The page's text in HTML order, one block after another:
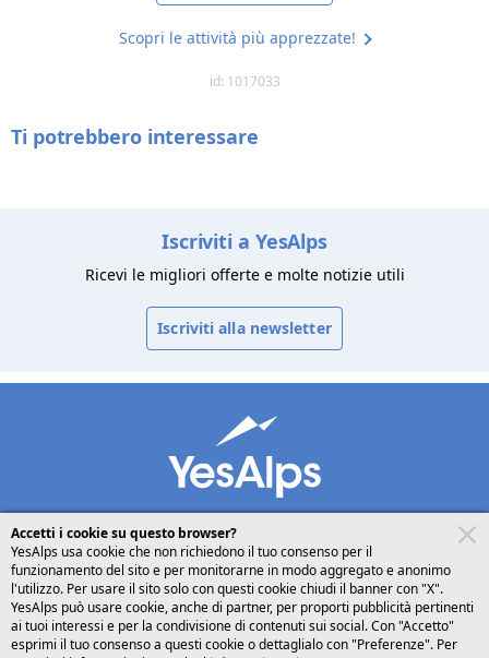
Scopri le attività più apprezzate!
id: 1017033
Ti potrebbero interessare
Iscriviti a YesAlps
Ricevi le migliori offerte e molte notizie utili
Iscriviti alla newsletter
desktop seguici su
Italiano
Accetti i cookie su questo browser?
YesAlps usa cookie che non richiedono il tuo consenso per il
funzionamento del sito e per monitorarne in modo aggregato e anonimo
l'utilizzo. Per usare il sito solo con questi cookie chiudi il banner con "X".
YesAlps può usare cookie, anche di partner, per proporti pubblicità pertinenti
ai tuoi interessi e per la condivisione di contenuti sui social. Con "Accetto"
esprimi il tuo consenso a questi cookie o dettaglialo con "Preferenze". Per